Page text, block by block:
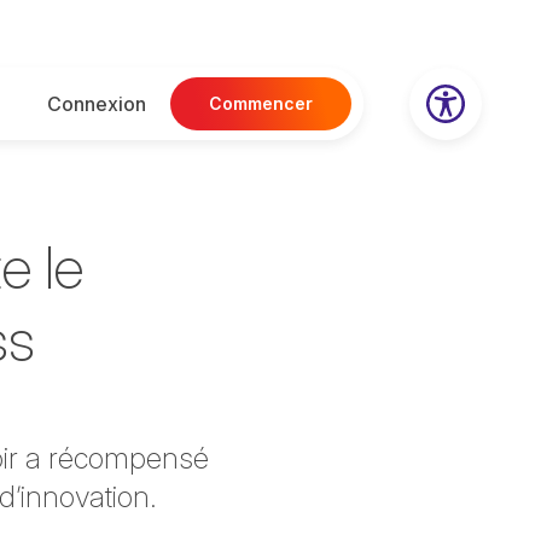
Connexion Commencer
le
a récompensé